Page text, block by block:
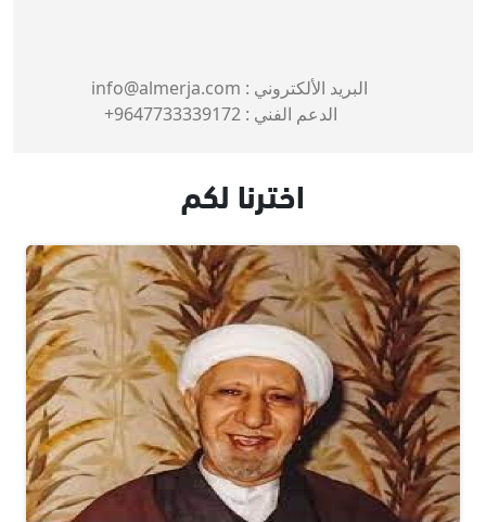
البريد الألكتروني : info@almerja.com
الدعم الفني : 9647733339172+
اخترنا لكم